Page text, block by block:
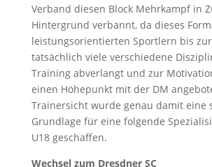
Verband diesen Block Mehrkampf in
Hintergrund verbannt, da dieses
leistungsorientierten Sportlern bis
tatsächlich viele verschiedene
Training abverlangt und zur
einen Höhepunkt mit der DM
Trainersicht wurde genau damit eine
Grundlage für eine folgende
U18 geschaffen.
Wechsel zum Dresdner SC